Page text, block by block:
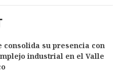
consolida su presencia con
industrial en el Valle